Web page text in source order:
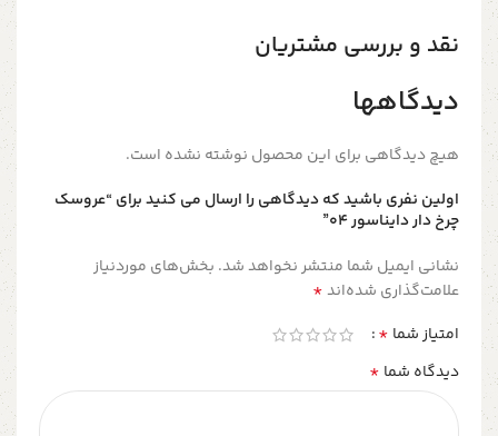
نقد و بررسی مشتریان
دیدگاهها
هیچ دیدگاهی برای این محصول نوشته نشده است.
اولین نفری باشید که دیدگاهی را ارسال می کنید برای “عروسک
چرخ دار دایناسور 04”
نشانی ایمیل شما منتشر نخواهد شد. بخش‌های موردنیاز
علامت‌گذاری شده‌اند*
امتیاز شما *
دیدگاه شما *